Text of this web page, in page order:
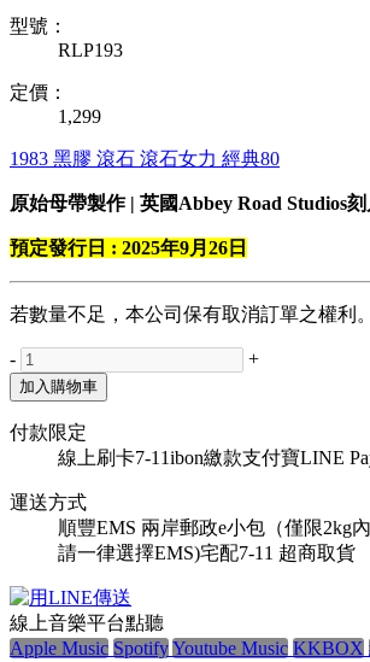
型號：
RLP193
定價：
1,299
1983 黑膠 滾石 滾石女力 經典80
原始母帶製作 | 英國Abbey Road Studios
預定發行日 : 2025年9月26日
若數量不足，本公司保有取消訂單之權利。
- +
加入購物車
付款限定
線上刷卡7-11ibon繳款支付寶LINE
運送方式
順豐EMS 兩岸郵政e小包（僅限2kg
請一律選擇EMS)宅配7-11 超商取貨
線上音樂平台點聽
Apple Music SpotifyYoutube Music KKBOX